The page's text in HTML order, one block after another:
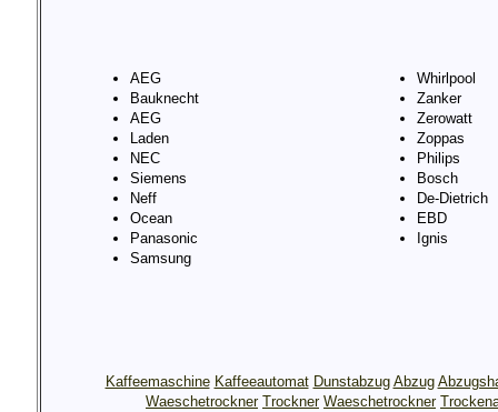
AEG
Bauknecht
AEG
Laden
NEC
Siemens
Neff
Ocean
Panasonic
Samsung
Whirlpool
Zanker
Zerowatt
Zoppas
Philips
Bosch
De-Dietrich
EBD
Ignis
Kaffeemaschine Kaffeeautomat Dunstabzug Abzug
Waeschetrockner Trockner Waeschetrockner